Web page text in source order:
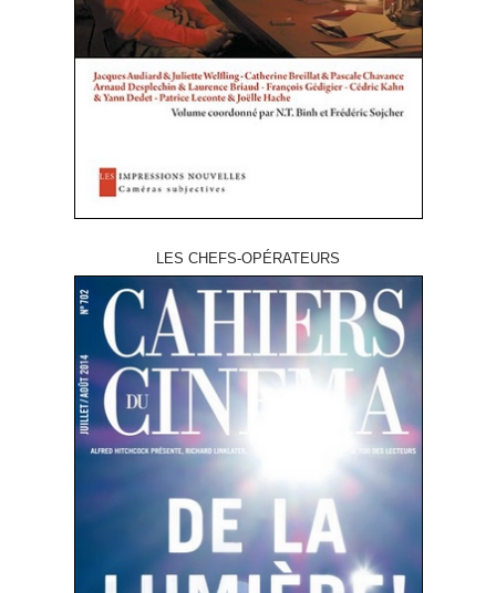
LES CHEFS-OPÉRATEURS